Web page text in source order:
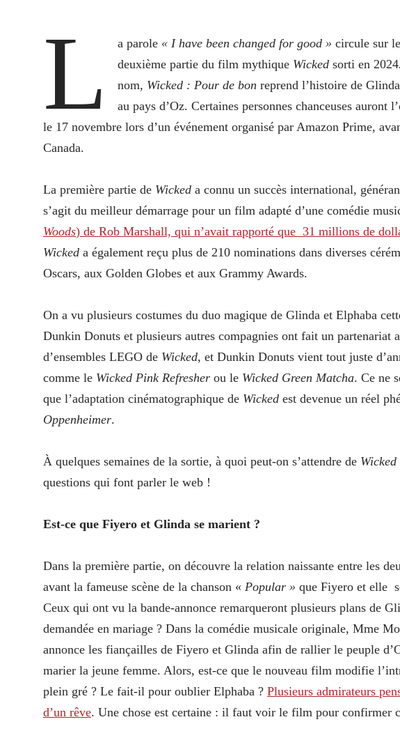
L a parole « I have been changed for good »circule sur
deuxième partie du film mythique Wicked sorti en 2024
nom, Wicked : Pour de bon reprend l’histoire de
au pays d’Oz. Certaines personnes chanceuses
le 17 novembre lors d’un événement organisé par Amazon Prime,
Canada.
La première partie de Wicked a connu un succès international,
s’agit du meilleur démarrage pour un film adapté d’une comédie
Woods) de Rob Marshall, qui n’avait rapporté que 31 millions de
Wicked a également reçu plus de 210 nominations dans diverses
Oscars, aux Golden Globes et aux Grammy Awards.
On a vu plusieurs costumes du duo magique de Glinda et Elphaba
Dunkin Donuts et plusieurs autres compagnies ont fait un partenariat
d’ensembles LEGO de Wicked, et Dunkin Donuts vient tout juste
comme le Wicked Pink Refresher ou le Wicked Green Matcha. Ce ne
que l’adaptation cinématographique de Wicked est devenue un réel
Oppenheimer.
À quelques semaines de la sortie, à quoi peut-on s’attendre de
questions qui font parler le web !
Est-ce que Fiyero et Glinda se marient ?
Dans la première partie, on découvre la relation naissante entre les
avant la fameuse scène de la chanson « Popular » que Fiyero et elle
Ceux qui ont vu la bande-annonce remarqueront plusieurs plans de
demandée en mariage ? Dans la comédie musicale originale, Mme
annonce les fiançailles de Fiyero et Glinda afin de rallier le peuple
marier la jeune femme. Alors, est-ce que le nouveau film modifie
plein gré ? Le fait-il pour oublier Elphaba ? Plusieurs admirateurs
d’un rêve. Une chose est certaine : il faut voir le film pour confirmer